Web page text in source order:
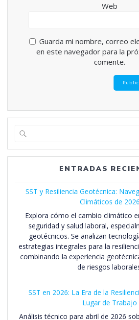
Web
Guarda mi nombre, correo
en este navegador para la
comente.
ENTRADAS
SST y Resiliencia Geotécnica:
Climáticos de 2026
Explora cómo el cambio climático
seguridad y salud laboral,
geotécnicos. Se analizan
estrategias integrales para la
combinando la experiencia
de riesgos
SST en 2026: La Era de la
Lugar de Trabajo
Análisis técnico para abril de 2026